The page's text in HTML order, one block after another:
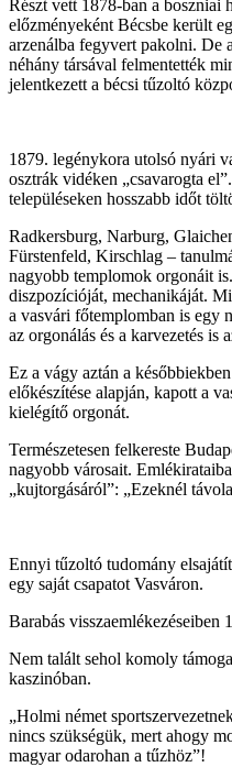
Részt vett 1878-ban a boszniai
előzményeként Bécsbe került
arzenálba fegyvert pakolni. De
néhány társával felmentették
jelentkezett a bécsi tűzoltó
1879. legénykora utolsó nyári
osztrák vidéken „csavarogta
településeken hosszabb időt
Radkersburg, Narburg,
Fürstenfeld, Kirschlag –
nagyobb templomok orgonáit
diszpozícióját, mechanikáját.
a vasvári főtemplomban is egy
az orgonálás és a karvezetés is
Ez a vágy aztán a
előkészítése alapján, kapott a
kielégítő orgonát.
Természetesen felkereste
nagyobb városait.
„kujtorgásáról”: „Ezeknél
Ennyi tűzoltó tudomány
egy saját csapatot Vasváron.
Barabás visszaemlékezéseiben
Nem talált sehol komoly
kaszinóban.
„Holmi német
nincs szükségük, mert ahogy
magyar odarohan a tűzhöz”!